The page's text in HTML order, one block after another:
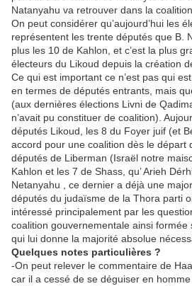
Natanyahu va retrouver dans la coalition.
On peut considérer qu’aujourd’hui les
représentent les trente députés que B.
plus les 10 de Kahlon, et c’est la plus
électeurs du Likoud depuis la création
Ce qui est important ce n’est pas qui
en termes de députés entrants, mais
(aux dernières élections Livni de
n’avait pu constituer de coalition).
députés Likoud, les 8 du Foyer juif (et
accord pour une coalition dès le départ
députés de Liberman (Israël notre
Kahlon et les 7 de Shass, qu’ Arieh
Netanyahu , ce dernier a déjà une
députés du judaïsme de la Thora parti
intéressé principalement par les
coalition gouvernementale ainsi
qui lui donne la majorité absolue
Quelques notes particulières ?
-On peut relever le commentaire de
car il a cessé de se déguiser en